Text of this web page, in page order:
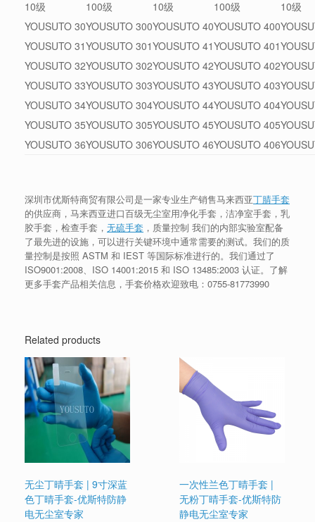
10级 100级 10级 100级
10级
YOUSUTO 30YOUSUTO 300YOUSUTO 40YOUSUTO 400
YOUSUTO 31YOUSUTO 301YOUSUTO 41YOUSUTO 401
YOUSUTO 32YOUSUTO 302YOUSUTO 42YOUSUTO 402
YOUSUTO 33YOUSUTO 303YOUSUTO 43YOUSUTO 403
YOUSUTO 34YOUSUTO 304YOUSUTO 44YOUSUTO 404
YOUSUTO 35YOUSUTO 305YOUSUTO 45YOUSUTO 405
YOUSUTO 36YOUSUTO 306YOUSUTO 46YOUSUTO 406
深圳市优斯特商贸有限公司是一家专业生产销售马来西亚丁腈手套
的供应商，马来西亚进口百级无尘室用净化手套，洁净室手套，乳
胶手套，检查手套， 无硫手套 ，质量控制 我们的内部实验室配备
了最先进的设施，可以进行关键环境中通常需要的测试。我们的质
量控制是按照 ASTM 和 IEST 等国际标准进行的。我们通过了
ISO9001:2008、ISO 14001:2015 和 ISO 13485:2003 认证。了解
更多手套产品相关信息，手套价格欢迎致电： 0755-81773990
Related products
无尘丁晴手套 | 9寸深蓝
色丁晴手套-优斯特防静
电无尘室专家
一次性兰色丁晴手套 |
无粉丁晴手套-优斯特防
静电无尘室专家